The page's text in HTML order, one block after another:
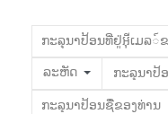
ລະຫັດ